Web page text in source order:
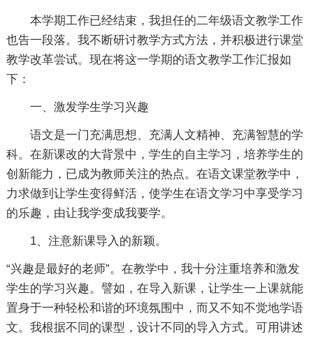
本学期工作已经结束，我担任的二年级语文教学工作
也告一段落。我不断研讨教学方式方法，并积极进行课堂
教学改革尝试。现在将这一学期的语文教学工作汇报如
下：
一、激发学生学习兴趣
语文是一门充满思想、充满人文精神、充满智慧的学
科。在新课改的大背景中，学生的自主学习，培养学生的
创新能力，已成为教师关注的热点。在语文课堂教学中，
力求做到让学生变得鲜活，使学生在语文学习中享受学习
的乐趣，由让我学变成我要学。
1、注意新课导入的新颖。
“兴趣是最好的老师”。在教学中，我十分注重培养和激发
学生的学习兴趣。譬如，在导入新课，让学生一上课就能
置身于一种轻松和谐的环境氛围中，而又不知不觉地学语
文。我根据不同的课型，设计不同的导入方式。可用讲述